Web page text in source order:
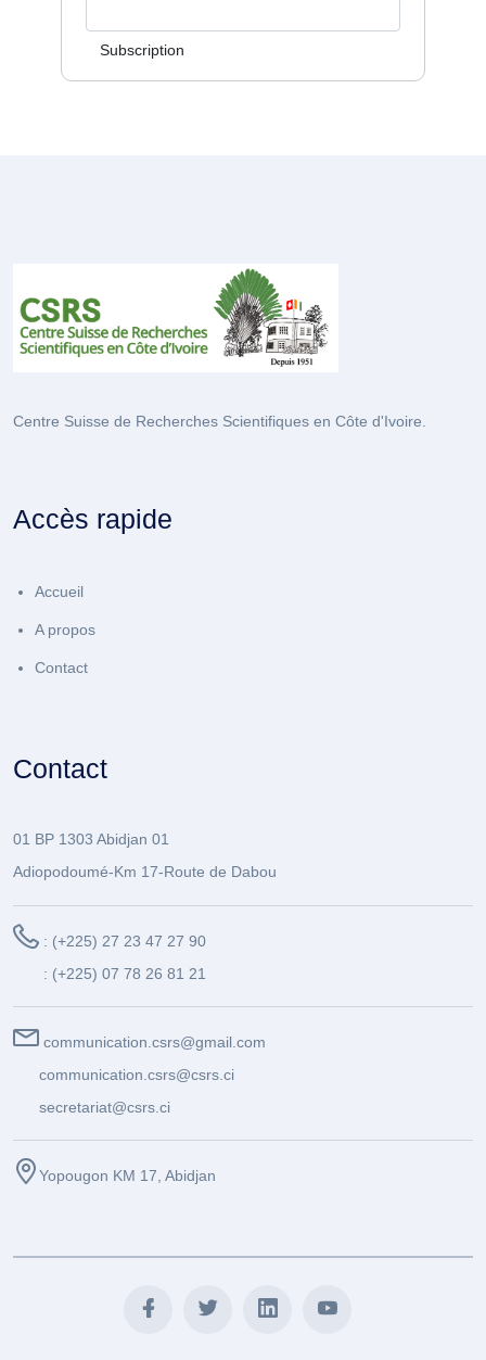
Subscription
Centre Suisse de Recherches Scientifiques en Côte d'Ivoire.
Accès rapide
Accueil
A propos
Contact
Contact
01 BP 1303 Abidjan 01
Adiopodoumé-Km 17-Route de Dabou
: (+225) 27 23 47 27 90
: (+225) 07 78 26 81 21
communication.csrs@gmail.com
communication.csrs@csrs.ci
secretariat@csrs.ci
Yopougon KM 17, Abidjan